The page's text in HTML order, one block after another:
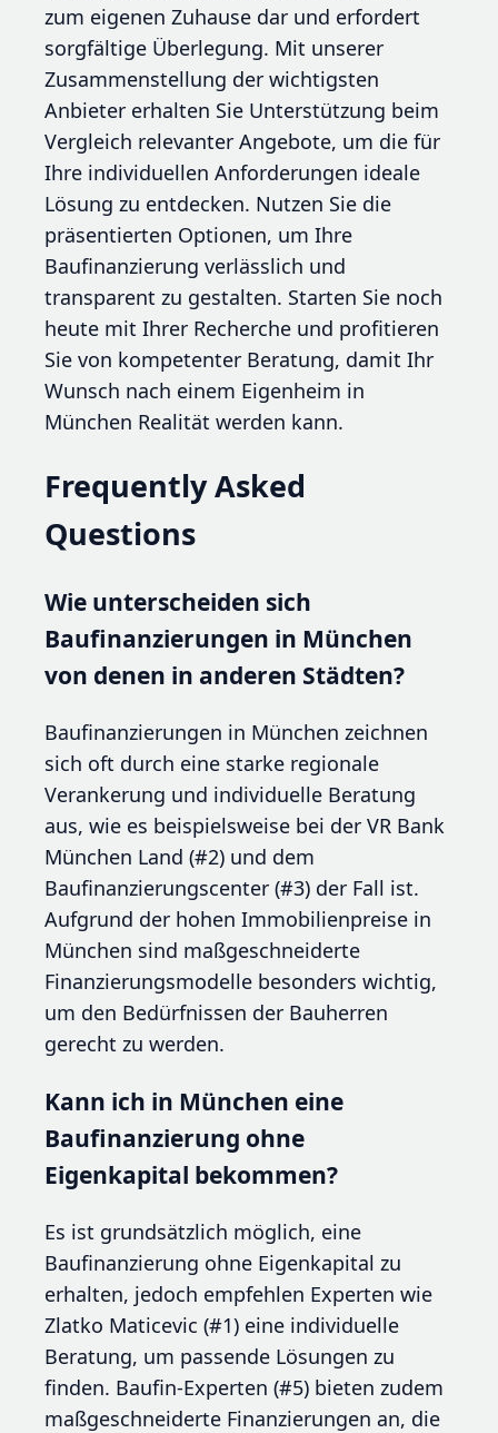
zum eigenen Zuhause dar und erfordert
sorgfältige Überlegung. Mit unserer
Zusammenstellung der wichtigsten
Anbieter erhalten Sie Unterstützung beim
Vergleich relevanter Angebote, um die für
Ihre individuellen Anforderungen ideale
Lösung zu entdecken. Nutzen Sie die
präsentierten Optionen, um Ihre
Baufinanzierung verlässlich und
transparent zu gestalten. Starten Sie noch
heute mit Ihrer Recherche und profitieren
Sie von kompetenter Beratung, damit Ihr
Wunsch nach einem Eigenheim in
München Realität werden kann.
Frequently Asked
Questions
Wie unterscheiden sich
Baufinanzierungen in München
von denen in anderen Städten?
Baufinanzierungen in München zeichnen
sich oft durch eine starke regionale
Verankerung und individuelle Beratung
aus, wie es beispielsweise bei der VR Bank
München Land (#2) und dem
Baufinanzierungscenter (#3) der Fall ist.
Aufgrund der hohen Immobilienpreise in
München sind maßgeschneiderte
Finanzierungsmodelle besonders wichtig,
um den Bedürfnissen der Bauherren
gerecht zu werden.
Kann ich in München eine
Baufinanzierung ohne
Eigenkapital bekommen?
Es ist grundsätzlich möglich, eine
Baufinanzierung ohne Eigenkapital zu
erhalten, jedoch empfehlen Experten wie
Zlatko Maticevic (#1) eine individuelle
Beratung, um passende Lösungen zu
finden. Baufin-Experten (#5) bieten zudem
maßgeschneiderte Finanzierungen an, die